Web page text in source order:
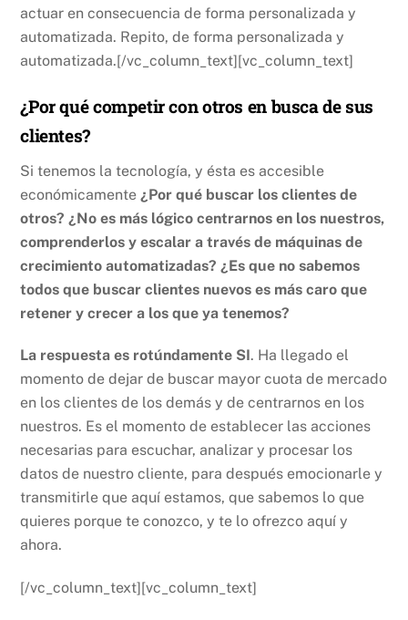
actuar en consecuencia de forma personalizada y
automatizada. Repito, de forma personalizada y
automatizada.[/vc_column_text][vc_column_text]
¿Por qué competir con otros en busca de sus
clientes?
Si tenemos la tecnología, y ésta es accesible
económicamente ¿Por qué buscar los clientes de
otros? ¿No es más lógico centrarnos en los nuestros,
comprenderlos y escalar a través de máquinas de
crecimiento automatizadas? ¿Es que no sabemos
todos que buscar clientes nuevos es más caro que
retener y crecer a los que ya tenemos?
La respuesta es rotúndamente SI. Ha llegado el
momento de dejar de buscar mayor cuota de mercado
en los clientes de los demás y de centrarnos en los
nuestros. Es el momento de establecer las acciones
necesarias para escuchar, analizar y procesar los
datos de nuestro cliente, para después emocionarle y
transmitirle que aquí estamos, que sabemos lo que
quieres porque te conozco, y te lo ofrezco aquí y
ahora.
[/vc_column_text][vc_column_text]